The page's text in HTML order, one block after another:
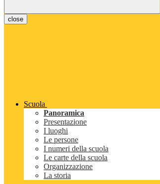
close
Scuola
Panoramica
Presentazione
I luoghi
Le persone
I numeri della scuola
Le carte della scuola
Organizzazione
La storia